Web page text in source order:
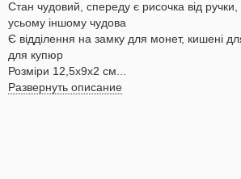
Стан чудовий, спереду є рисочка від
усьому іншому чудова
Є відділення на замку для монет, кишені
для купюр
Розміри 12,5х9х2 см...
Развернуть описание